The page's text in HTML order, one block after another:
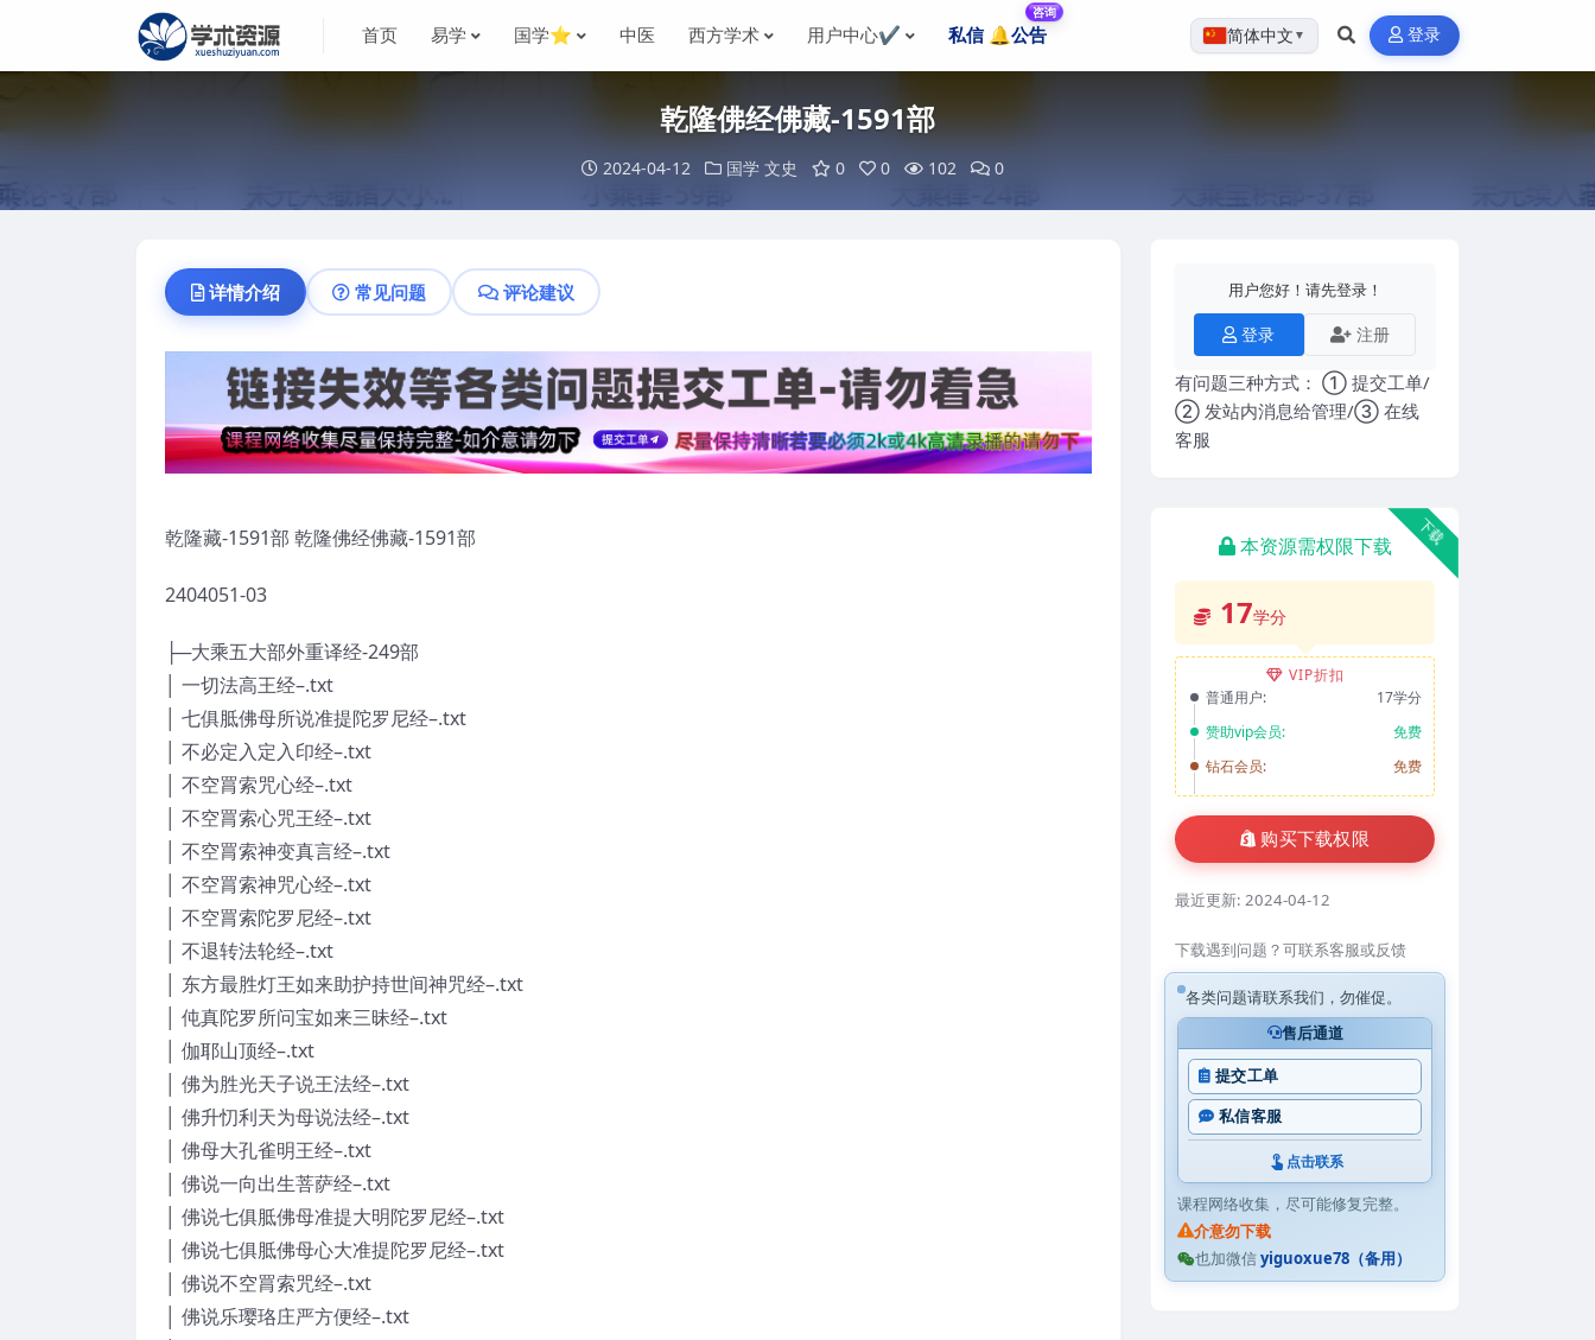
首页 易学 国学⭐ 中医 西方学术 用户中心✔️ 私信 🔔公告
咨询
简体中文 ▼ 登录
乾隆佛经佛藏-1591部
2024-04-12 国学 文史 0 0 102 0
详情介绍 常见问题 评论建议
乾隆藏-1591部 乾隆佛经佛藏-1591部
2404051-03
├─大乘五大部外重译经-249部
│ 一切法高王经–.txt
│ 七俱胝佛母所说准提陀罗尼经–.txt
│ 不必定入定入印经–.txt
│ 不空罥索咒心经–.txt
│ 不空罥索心咒王经–.txt
│ 不空罥索神变真言经–.txt
│ 不空罥索神咒心经–.txt
│ 不空罥索陀罗尼经–.txt
│ 不退转法轮经–.txt
│ 东方最胜灯王如来助护持世间神咒经–.txt
│ 伅真陀罗所问宝如来三昧经–.txt
│ 伽耶山顶经–.txt
│ 佛为胜光天子说王法经–.txt
│ 佛升忉利天为母说法经–.txt
│ 佛母大孔雀明王经–.txt
│ 佛说一向出生菩萨经–.txt
│ 佛说七俱胝佛母准提大明陀罗尼经–.txt
│ 佛说七俱胝佛母心大准提陀罗尼经–.txt
│ 佛说不空罥索咒经–.txt
│ 佛说乐璎珞庄严方便经–.txt
用户您好！请先登录！
登录 注册
有问题三种方式： ① 提交工单/
② 发站内消息给管理/③ 在线
客服
下载
本资源需权限下载
17学分
VIP折扣
普通用户:
17学分
赞助vip会员:
免费
钻石会员:
免费
购买下载权限
最近更新: 2024-04-12
下载遇到问题？可联系客服或反馈
各类问题请联系我们，勿催促。
售后通道
提交工单
私信客服
点击联系
课程网络收集，尽可能修复完整。
介意勿下载
也加微信yiguoxue78（备用）